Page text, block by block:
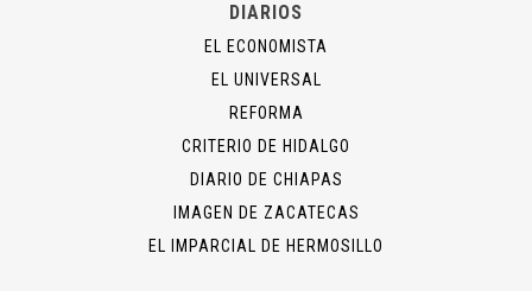
DIARIOS
EL ECONOMISTA
EL UNIVERSAL
REFORMA
CRITERIO DE HIDALGO
DIARIO DE CHIAPAS
IMAGEN DE ZACATECAS
EL IMPARCIAL DE HERMOSILLO